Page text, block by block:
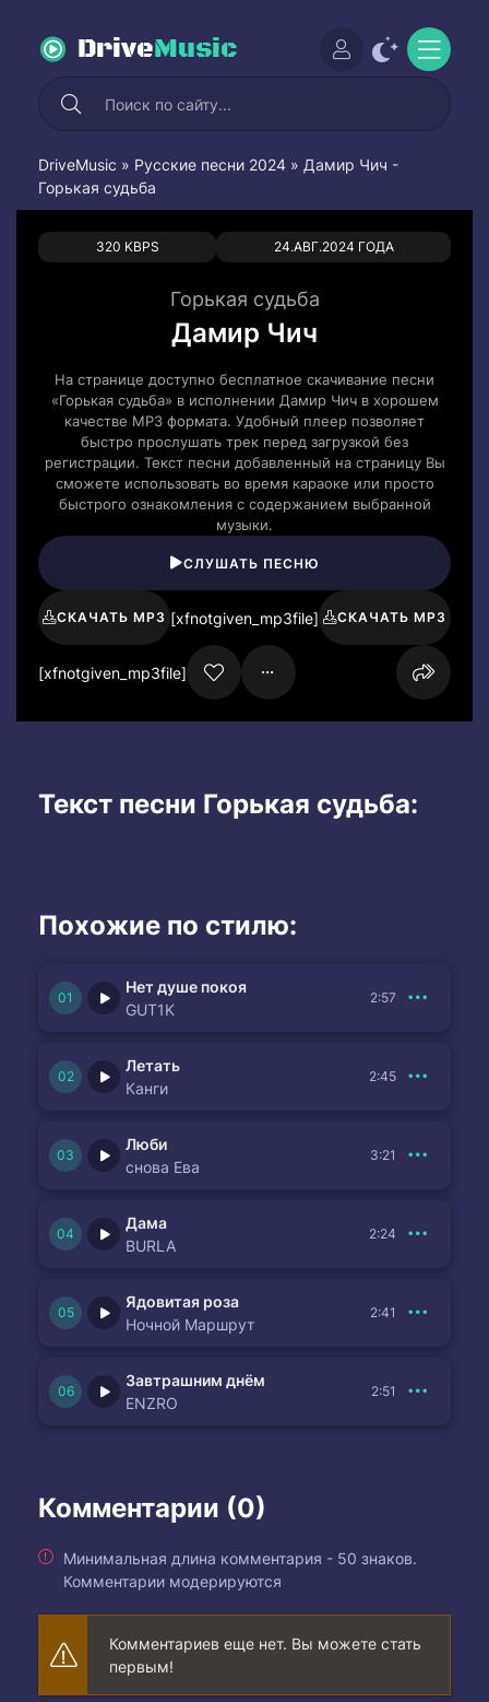
DriveMusic
DriveMusic » Русские песни 2024 » Дамир Чич -
Горькая судьба
320 KBPS 24.АВГ.2024 ГОДА
0 0
Горькая судьба
Дамир Чич
На странице доступно бесплатное скачивание песни
«Горькая судьба» в исполнении Дамир Чич в хорошем
качестве MP3 формата. Удобный плеер позволяет
быстро прослушать трек перед загрузкой без
регистрации. Текст песни добавленный на страницу Вы
сможете использовать во время караоке или просто
быстрого ознакомления с содержанием выбранной
музыки.
СЛУШАТЬ ПЕСНЮ
СКАЧАТЬ MP3 [xfnotgiven_mp3file] СКАЧАТЬ MP3
[xfnotgiven_mp3file]
Текст песни Горькая судьба:
Похожие по стилю:
Нет душе покоя
GUT1K
2:57
Летать
Канги
2:45
Люби
снова Ева
3:21
Дама
BURLA
2:24
Ядовитая роза
Ночной Маршрут
2:41
Завтрашним днём
ENZRO
2:51
Комментарии (0)
Минимальная длина комментария - 50 знаков.
Комментарии модерируются
Комментариев еще нет. Вы можете стать
первым!